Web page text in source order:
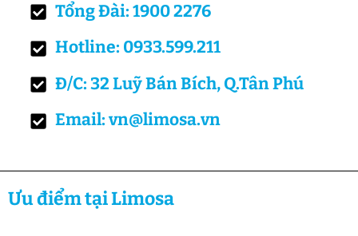
Tổng Đài: 1900 2276
Hotline: 0933.599.211
Đ/C: 32 Luỹ Bán Bích, Q.Tân Phú
Email: vn@limosa.vn
Ưu điểm tại Limosa